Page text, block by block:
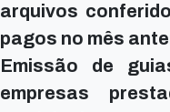
arquivos
pagos no mês
Emissão de
empresas